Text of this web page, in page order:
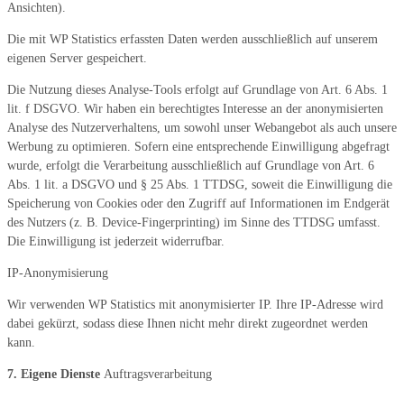
Ansichten).
Die mit WP Statistics erfassten Daten werden ausschließlich auf unserem
eigenen Server gespeichert.
Die Nutzung dieses Analyse-Tools erfolgt auf Grundlage von Art. 6 Abs. 1
lit. f DSGVO. Wir haben ein berechtigtes Interesse an der anonymisierten
Analyse des Nutzerverhaltens, um sowohl unser Webangebot als auch unsere
Werbung zu optimieren. Sofern eine entsprechende Einwilligung abgefragt
wurde, erfolgt die Verarbeitung ausschließlich auf Grundlage von Art. 6
Abs. 1 lit. a DSGVO und § 25 Abs. 1 TTDSG, soweit die Einwilligung die
Speicherung von Cookies oder den Zugriff auf Informationen im Endgerät
des Nutzers (z. B. Device-Fingerprinting) im Sinne des TTDSG umfasst.
Die Einwilligung ist jederzeit widerrufbar.
IP-Anonymisierung
Wir verwenden WP Statistics mit anonymisierter IP. Ihre IP-Adresse wird
dabei gekürzt, sodass diese Ihnen nicht mehr direkt zugeordnet werden
kann.
7. Eigene Dienste Auftragsverarbeitung